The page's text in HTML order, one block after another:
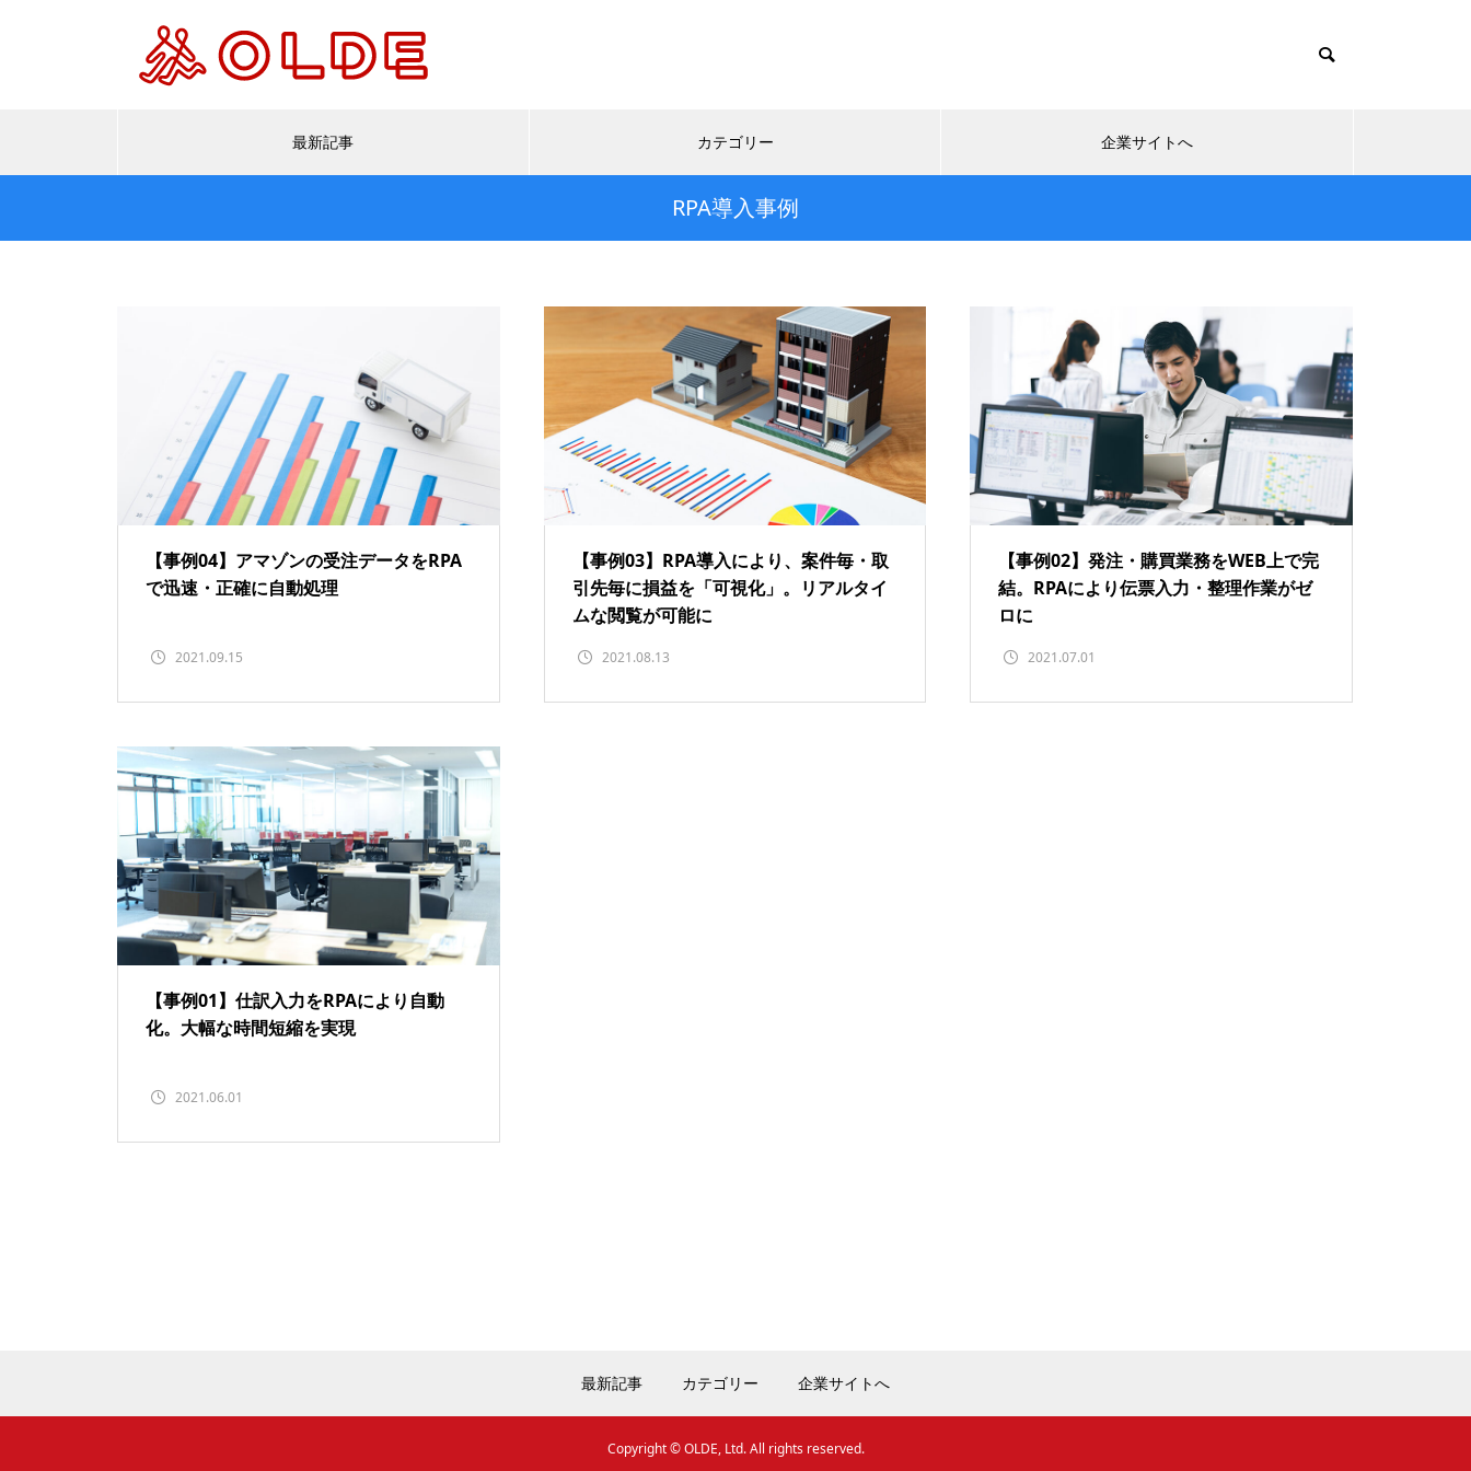
最新記事 カテゴリー 企業サイトへ
RPA導入事例
件毎・取引先毎に損益を「可視
化」。リアルタイムな閲覧が可
能に
EB上で完結。RPAにより伝票入
力・整理作業がゼロに
【事例01】仕訳入力をRPAによ
り自動化。大幅な時間短縮を実
現
RPA導入事例
【事例04】アマゾンの受注データをRPA
で迅速・正確に自動処理
2021.09.15
【事例03】RPA導入により、案件毎・取
引先毎に損益を「可視化」。リアルタイ
ムな閲覧が可能に
2021.08.13
【事例02】発注・購買業務をWEB上で完
結。RPAにより伝票入力・整理作業がゼ
ロに
2021.07.01
【事例01】仕訳入力をRPAにより自動
化。大幅な時間短縮を実現
2021.06.01
最新記事 カテゴリー 企業サイトへ
Copyright © OLDE, Ltd. All rights reserved.